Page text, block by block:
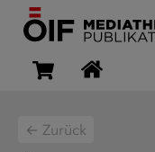
← Zurück